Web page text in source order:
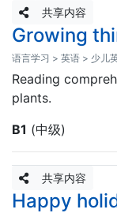
共享内容
Growing
语言学习 > 英语 > 少儿
Reading
plants.
B1 (中级)
共享内容
Happy